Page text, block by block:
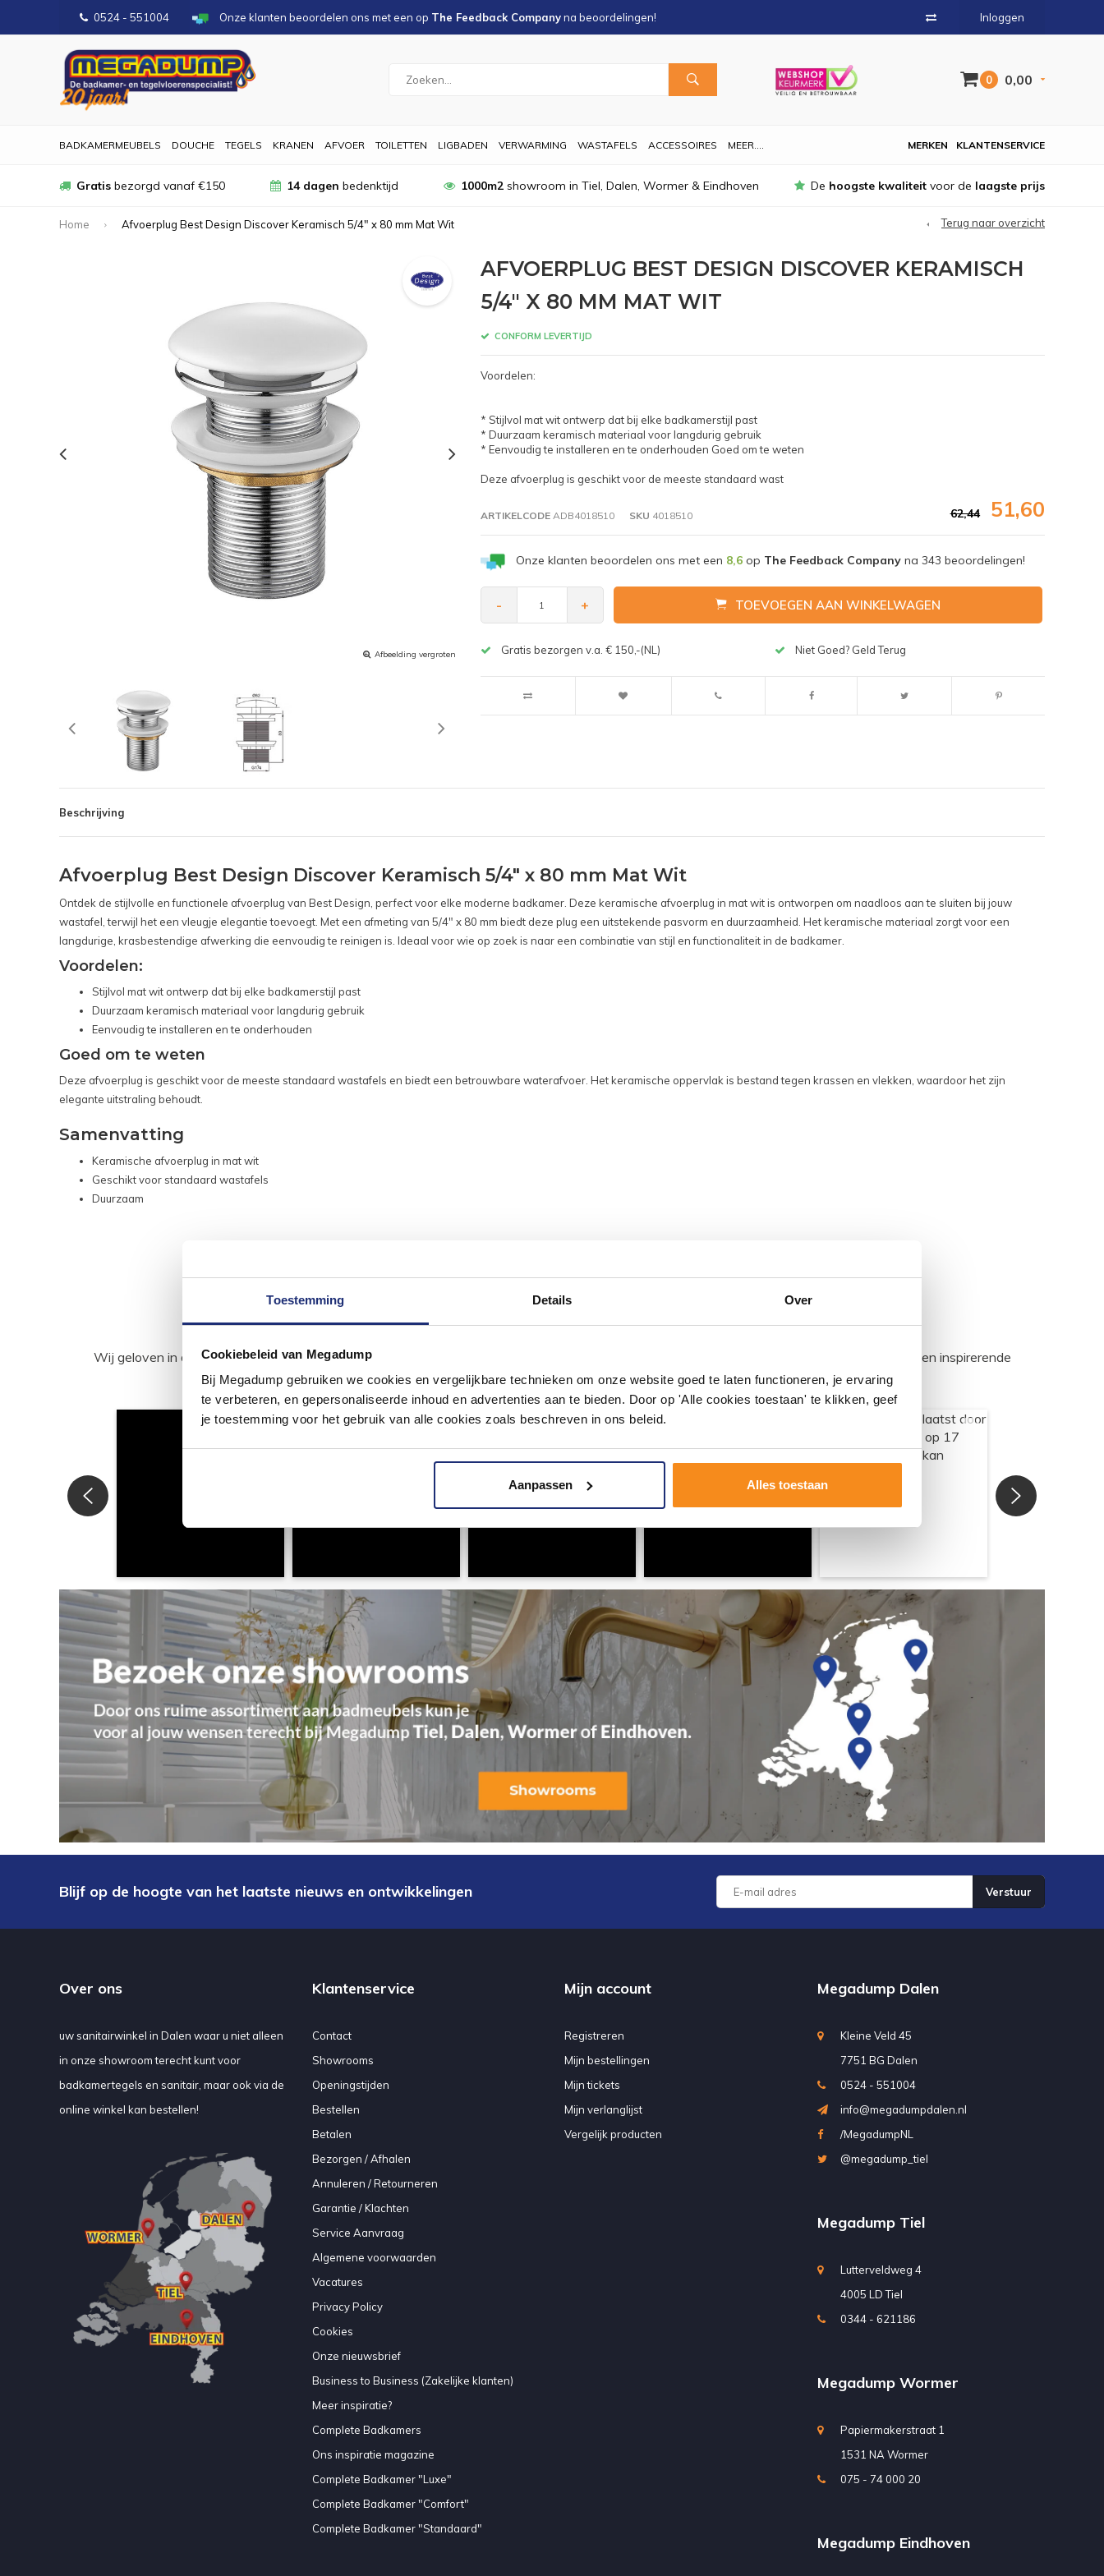
Toestemming Details Over
Cookiebeleid van Megadump
Bij Megadump gebruiken we cookies en vergelijkbare technieken om onze website goed te laten functioneren, je ervaring
te verbeteren, en gepersonaliseerde inhoud en advertenties aan te bieden. Door op 'Alle cookies toestaan' te klikken, geef
je toestemming voor het gebruik van alle cookies zoals beschreven in ons beleid.
Aanpassen Alles toestaan
0524 - 551004 Onze klanten beoordelen ons met een op The Feedback Companyna beoordelingen! Inloggen
0 0,00
BADKAMERMEUBELS DOUCHE TEGELS KRANEN AFVOER TOILETTEN LIGBADEN VERWARMING WASTAFELS ACCESSOIRES MEER.... KLANTENSERVICE
MERKEN
Gratis bezorgd vanaf €150 14 dagen bedenktijd 1000m2showroom in Tiel, Dalen, Wormer & Eindhoven De hoogste kwaliteit voor de laagste prijs
Home Afvoerplug Best Design Discover Keramisch 5/4" x 80 mm Mat Wit Terug naar overzicht
Afbeelding vergroten Afbeelding vergroten
AFVOERPLUG BEST DESIGN DISCOVER KERAMISCH
5/4" X 80 MM MAT WIT
CONFORM LEVERTIJD
Voordelen:
* Stijlvol mat wit ontwerp dat bij elke badkamerstijl past
* Duurzaam keramisch materiaal voor langdurig gebruik
* Eenvoudig te installeren en te onderhouden Goed om te weten
Deze afvoerplug is geschikt voor de meeste standaard wast
ARTIKELCODEADB4018510 SKU 4018510 62,44 51,60
Onze klanten beoordelen ons met een 8,6op The Feedback Companyna 343 beoordelingen!
- + TOEVOEGEN AAN WINKELWAGEN
Gratis bezorgen v.a. € 150,-(NL) Niet Goed? Geld Terug
Beschrijving
Afvoerplug Best Design Discover Keramisch 5/4" x 80 mm Mat Wit
Ontdek de stijlvolle en functionele afvoerplug van Best Design, perfect voor elke moderne badkamer. Deze keramische afvoerplug in mat wit is ontworpen om naadloos aan te sluiten bij jouw
wastafel, terwijl het een vleugje elegantie toevoegt. Met een afmeting van 5/4" x 80 mm biedt deze plug een uitstekende pasvorm en duurzaamheid. Het keramische materiaal zorgt voor een
langdurige, krasbestendige afwerking die eenvoudig te reinigen is. Ideaal voor wie op zoek is naar een combinatie van stijl en functionaliteit in de badkamer.
Voordelen:
Stijlvol mat wit ontwerp dat bij elke badkamerstijl past
Duurzaam keramisch materiaal voor langdurig gebruik
Eenvoudig te installeren en te onderhouden
Goed om te weten
Deze afvoerplug is geschikt voor de meeste standaard wastafels en biedt een betrouwbare waterafvoer. Het keramische oppervlak is bestand tegen krassen en vlekken, waardoor het zijn
elegante uitstraling behoudt.
Samenvatting
Keramische afvoerplug in mat wit
Geschikt voor standaard wastafels
Duurzaam
#mijndroombadkamer
Wij geloven in de kracht van delen. Deel jouw badkamer op Instagram met #mijndroombadkamer en tag @megadumpnl. Samen bouwen we een inspirerende
Blijf op de hoogte van het laatste nieuws en ontwikkelingen Verstuur
Over ons
uw sanitairwinkel in Dalen waar u niet alleen
in onze showroom terecht kunt voor
badkamertegels en sanitair, maar ook via de
online winkel kan bestellen!
Klantenservice
Contact
Showrooms
Openingstijden
Bestellen
Betalen
Bezorgen / Afhalen
Annuleren / Retourneren
Garantie / Klachten
Service Aanvraag
Algemene voorwaarden
Vacatures
Privacy Policy
Cookies
Onze nieuwsbrief
Business to Business (Zakelijke klanten)
Meer inspiratie?
Complete Badkamers
Ons inspiratie magazine
Complete Badkamer "Luxe"
Complete Badkamer "Comfort"
Complete Badkamer "Standaard"
Mijn account
Registreren
Mijn bestellingen
Mijn tickets
Mijn verlanglijst
Vergelijk producten
Megadump Dalen
Kleine Veld 45
7751 BG Dalen
0524 - 551004
info@megadumpdalen.nl
/MegadumpNL
@megadump_tiel
Megadump Tiel
Lutterveldweg 4
4005 LD Tiel
0344 - 621186
Megadump Wormer
Papiermakerstraat 1
1531 NA Wormer
075 - 74 000 20
Megadump Eindhoven